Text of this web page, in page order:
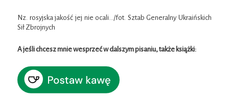
Nz. rosyjska jakość jej nie ocali…/fot. Sztab Generalny Ukraińskich
Sił Zbrojnych
A jeśli chcesz mnie wesprzeć w dalszym pisaniu, także książki: